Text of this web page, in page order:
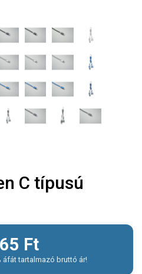
C típusú
Ft
áfát tartalmazó bruttó ár!